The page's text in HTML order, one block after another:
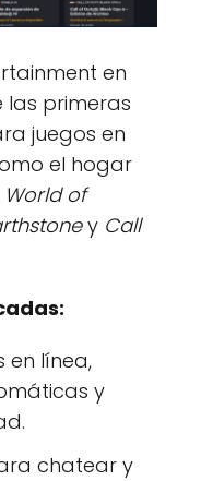
en
las primeras
juegos en
el hogar
World of
y Call
en línea,
y
chatear y